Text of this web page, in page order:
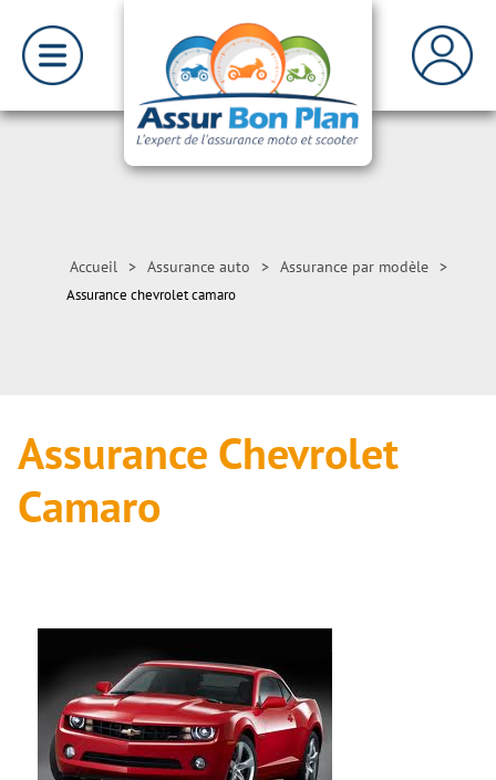
Accueil > Assurance auto > Assurance par modèle >
Assurance chevrolet camaro
Assurance Chevrolet
Camaro